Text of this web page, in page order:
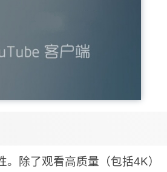
除了观看高质量（包括4K）